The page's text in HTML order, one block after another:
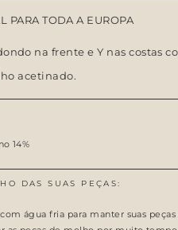
PARA TODA A EUROPA
na frente e Y nas costas
acetinado.
14%
DAS SUAS PEÇAS:
água fria para manter suas